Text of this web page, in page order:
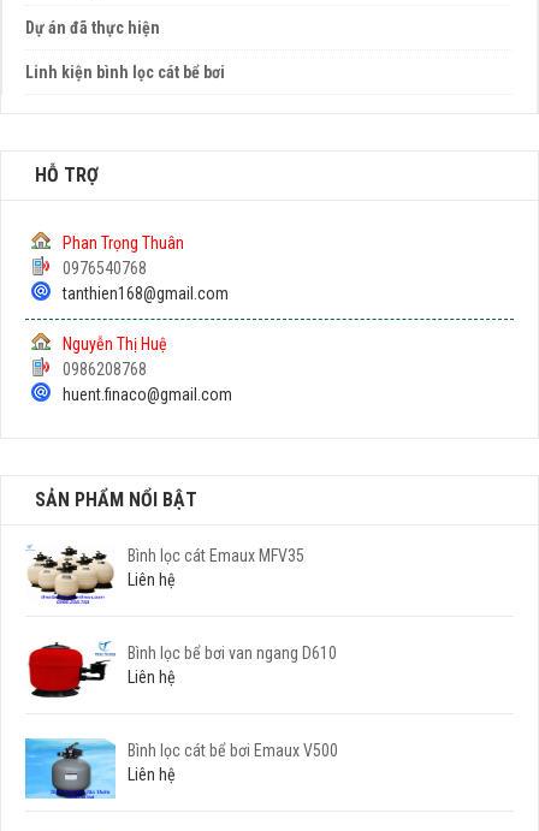
Dự án đã thực hiện
Linh kiện bình lọc cát bể bơi
HỖ TRỢ
Phan Trọng Thuân
0976540768
tanthien168@gmail.com
Nguyễn Thị Huệ
0986208768
huent.finaco@gmail.com
SẢN PHẨM NỔI BẬT
Bình lọc cát Emaux MFV35
Liên hệ
Bình lọc bể bơi van ngang D610
Liên hệ
Bình lọc cát bể bơi Emaux V500
Liên hệ